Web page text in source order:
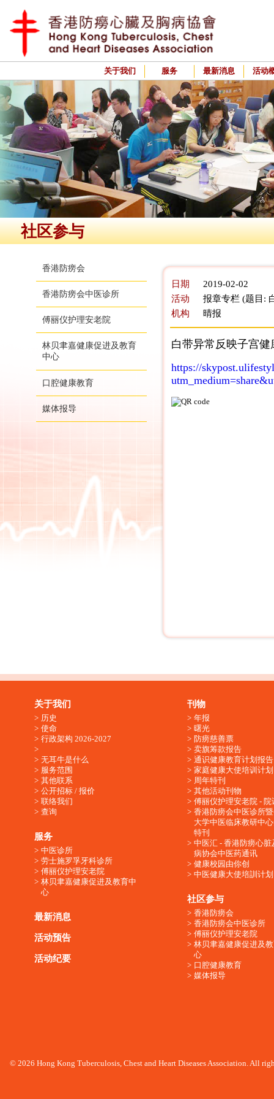
关于我们 服务 最新消息 活动
社区参与
香港防痨会
香港防痨会中医诊所
傅丽仪护理安老院
林贝聿嘉健康促进及教育
中心
口腔健康教育
媒体报导
日期
2019-02-02
活动
报章专栏 (题目:
机构
晴报
白带异常反映子宫
https://
关于我们
历史
使命
行政架构 2026-2027
无耳牛是什么
服务范围
其他联系
公开招标 / 报价
联络我们
查询
服务
中医诊所
劳士施罗孚牙科诊所
傅丽仪护理安老院
林贝聿嘉健康促进及教育中
心
最新消息
活动预告
活动纪要
刊物
年报
曙光
防痨慈善票
卖旗筹款报告
通识健康教育计划报告
家庭健康大使培训计划
周年特刊
其他活动刊物
傅丽仪护理安老院 - 院
香港防痨会中医诊所
大学中医临床教研中
特刊
中医汇 - 香港防痨心脏
病协会中医药通讯
健康校园由你创
中医健康大使培訓计划
社区参与
香港防痨会
香港防痨会中医诊所
傅丽仪护理安老院
林贝聿嘉健康促进及
心
口腔健康教育
媒体报导
© 2026 Hong Kong Tuberculosis, Chest and Heart Diseases Association. All